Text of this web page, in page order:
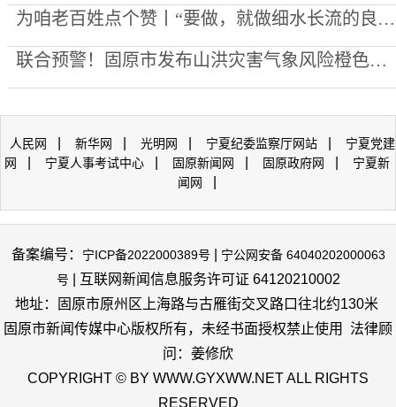
为咱老百姓点个赞丨“要做，就做细水长流的良心生意”
联合预警！固原市发布山洪灾害气象风险橙色预警
人民网 新华网 光明网 宁夏纪委监察厅网站
宁夏党建
网
宁夏人事考试中心 固原新闻网 固原政府网
宁夏新
闻网
备案编号： 宁ICP备2022000389号
宁公网安备 64040202000063
号 | 互联网新闻信息服务许可证 64120210002
地址：固原市原州区上海路与古雁街交叉路口往北约130米
固原市新闻传媒中心版权所有，未经书面授权禁止使用 法律顾
问：姜修欣
COPYRIGHT © BY WWW.GYXWW.NET ALL RIGHTS
RESERVED